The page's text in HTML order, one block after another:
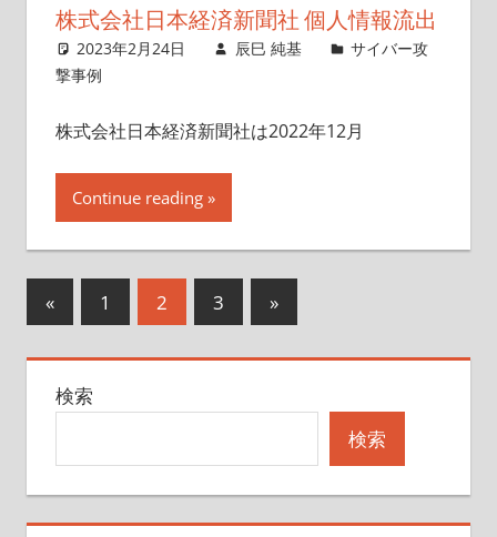
株式会社日本経済新聞社 個人情報流出
2023年2月24日 辰巳 純基
サイバー攻
撃事例
株式会社日本経済新聞社は2022年12月
Continue reading
投
の
ー
ジ
«前
の
記
事
1 2 3
次
の
記
»
検索
検索